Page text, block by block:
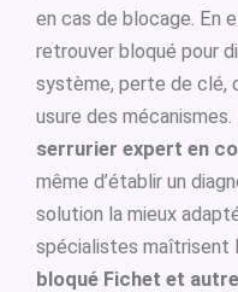
en cas de blocage.
retrouver bloqué pour
système, perte de clé,
usure des
serrurier expert en
même d’établir un
solution la mieux
spécialistes maîtrisent
bloqué Fichet et